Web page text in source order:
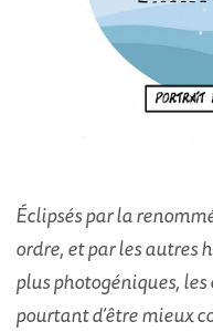
Éclipsés par la
ordre, et par les autres
plus photogéniques,
pourtant d’être mieux